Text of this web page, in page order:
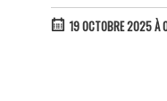
19 OCTOBRE 2025 À